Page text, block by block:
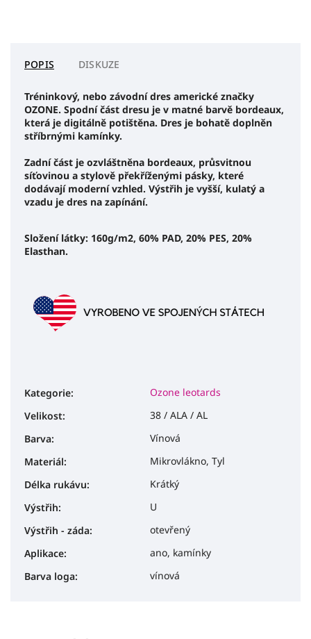
POPIS DISKUZE
Tréninkový, nebo závodní dres americké značky
OZONE. Spodní část dresu je v matné barvě bordeaux,
která je digitálně potištěna. Dres je bohatě doplněn
stříbrnými kamínky.
Zadní část je ozvláštněna bordeaux, průsvitnou
síťovinou a stylově překříženými pásky, které
dodávají moderní vzhled. Výstřih je vyšší, kulatý a
vzadu je dres na zapínání.
Složení látky: 160g/m2, 60% PAD, 20% PES, 20%
Elasthan.
Kategorie:
Ozone leotards
Velikost:
38 / ALA / AL
Barva:
Vínová
Materiál:
Mikrovlákno, Tyl
Délka rukávu:
Krátký
Výstřih:
U
Výstřih - záda:
otevřený
Aplikace:
ano, kamínky
Barva loga: vínová